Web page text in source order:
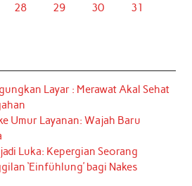
28 29 30
31
Layar : Merawat Akal Sehat
Umur Layanan: Wajah Baru
Luka: Kepergian Seorang
‘Einfühlung’ bagi Nakes